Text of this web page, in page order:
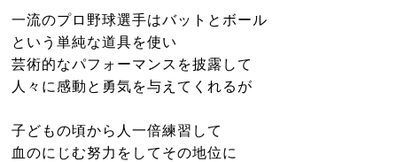
一流のプロ野球選手はバットとボール
という単純な道具を使い
芸術的なパフォーマンスを披露して
人々に感動と勇気を与えてくれるが
子どもの頃から人一倍練習して
血のにじむ努力をしてその地位に